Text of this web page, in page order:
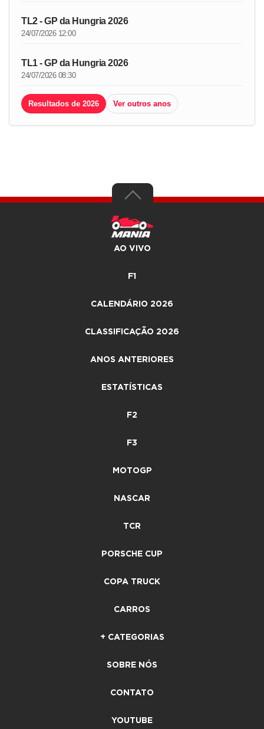
TL2 - GP da Hungria 2026
24/07/2026 12:00
TL1 - GP da Hungria 2026
24/07/2026 08:30
Resultados de 2026 Ver outros anos
AO VIVO
F1
CALENDÁRIO 2026
CLASSIFICAÇÃO 2026
ANOS ANTERIORES
ESTATÍSTICAS
F2
F3
MOTOGP
NASCAR
TCR
PORSCHE CUP
COPA TRUCK
CARROS
+ CATEGORIAS
SOBRE NÓS
CONTATO
YOUTUBE